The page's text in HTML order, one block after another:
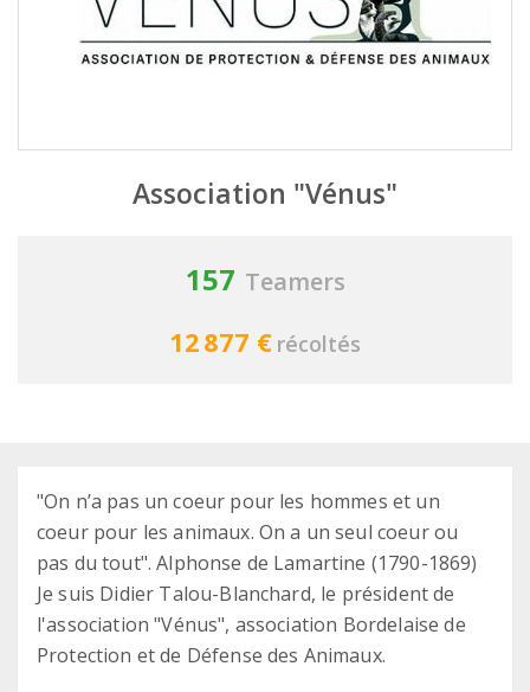
Association "Vénus"
157 Teamers
12 877 € récoltés
"On n’a pas un coeur pour les hommes et un
coeur pour les animaux. On a un seul coeur ou
pas du tout". Alphonse de Lamartine (1790-1869)
Je suis Didier Talou-Blanchard, le président de
l'association "Vénus", association Bordelaise de
Protection et de Défense des Animaux.